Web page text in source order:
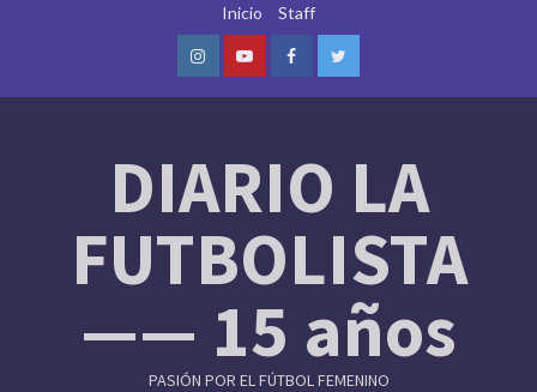
Inicio Staff
InstagramYoutubeFacebookTwitter
DIARIO LA
FUTBOLISTA
—— 15 años
PASIÓN POR EL FÚTBOL FEMENINO